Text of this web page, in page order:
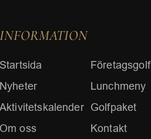
INFORMATION
Startsida
Nyheter
Aktivitetskalender
Om oss
Företagsgolf
Lunchmeny
Golfpaket
Kontakt